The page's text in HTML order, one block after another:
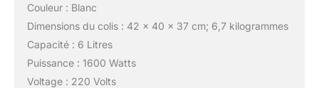
Couleur : Blanc
Dimensions du colis : 42 x 40 x 37 cm; 6,7 kilogrammes
Capacité : 6 Litres
Puissance : 1600 Watts
Voltage : 220 Volts